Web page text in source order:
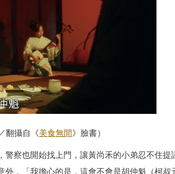
翻攝自《美食無間》臉書）
察也開始找上門，讓黃尚禾的小弟忍不住提
外，「我擔心的是，這會不會是胡仲魁（柯叔